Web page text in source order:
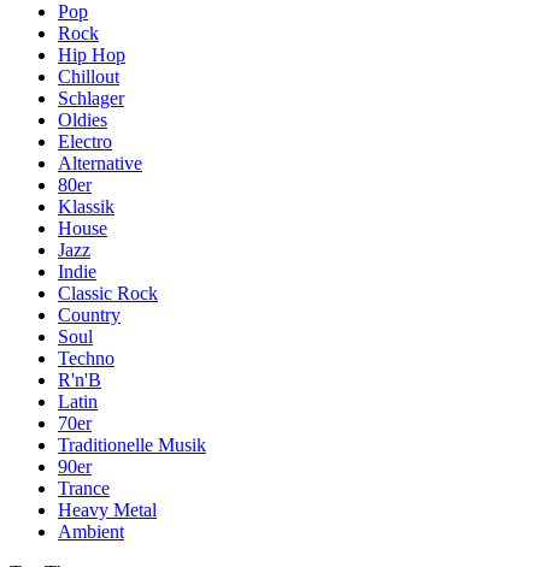
Pop
Rock
Hip Hop
Chillout
Schlager
Oldies
Electro
Alternative
80er
Klassik
House
Jazz
Indie
Classic Rock
Country
Soul
Techno
R'n'B
Latin
70er
Traditionelle Musik
90er
Trance
Heavy Metal
Ambient